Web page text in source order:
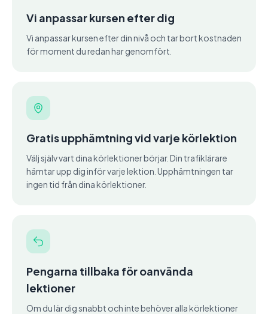
Vi anpassar kursen efter dig
Vi anpassar kursen efter din nivå och tar bort kostnaden
för moment du redan har genomfört.
Gratis upphämtning vid varje körlektion
Välj själv vart dina körlektioner börjar. Din trafiklärare
hämtar upp dig inför varje lektion. Upphämtningen tar
ingen tid från dina körlektioner.
Pengarna tillbaka för oanvända
lektioner
Om du lär dig snabbt och inte behöver alla körlektioner